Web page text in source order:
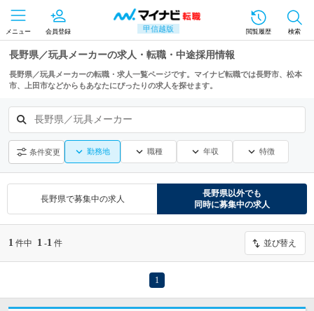
甲信越版
メニュー 会員登録 閲覧履歴 検索
長野県／玩具メーカーの求人・転職・中途採用情報
長野県／玩具メーカーの転職・求人一覧ページです。マイナビ転職では長野市、松本
市、上田市などからもあなたにぴったりの求人を探せます。
長野県／玩具メーカー
条件変更 勤務地 職種 年収 特徴
長野県で募集中の求人
長野県以外でも
同時に募集中の求人
1 件中 1 -1 件 並び替え
1